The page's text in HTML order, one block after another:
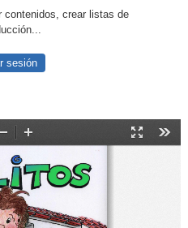
contenidos, crear listas de
sesión